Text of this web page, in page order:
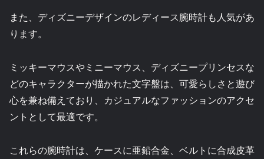
また、ディズニーデザインのレディース腕時計も人気があ
ります。
ミッキーマウスやミニーマウス、ディズニープリンセスな
どのキャラクターが描かれた文字盤は、可愛らしさと遊び
心を兼ね備えており、カジュアルなファッションのアクセ
ントとして最適です。
これらの腕時計は、ケースに亜鉛合金、ベルトに合成皮革